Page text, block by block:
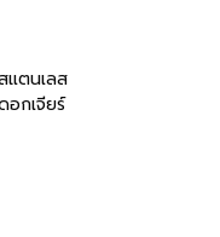
แตนเลส
กเจียร์